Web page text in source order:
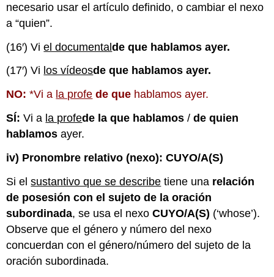
necesario usar el artículo definido, o cambiar el nexo
a “quien”.
(16′) Viel documentalde que hablamos ayer.
(17′) Vi los vídeosde que hablamos ayer.
NO:*Vi a la profe de que hablamos ayer.
SÍ:Vi a la profede la que hablamos /de quien
hablamos ayer.
iv) Pronombre relativo (nexo):CUYO/A(S)
Si elsustantivo que se describe tiene una relación
de posesión con el sujeto de la oración
subordinada, se usa el nexoCUYO/A(S) (‘whose’).
Observe que el género y número del nexo
concuerdan con el género/número del sujeto de la
oración subordinada.